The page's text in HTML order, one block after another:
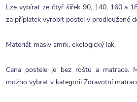
Lze vybírat ze čtyř šířek 90, 140, 160 a
za příplatek vyrobit postel v prodloužené
Materiál: masiv smrk, ekologický lak.
Cena postele je bez roštu a matrace.
možno vybrat v kategorii Zdravotní